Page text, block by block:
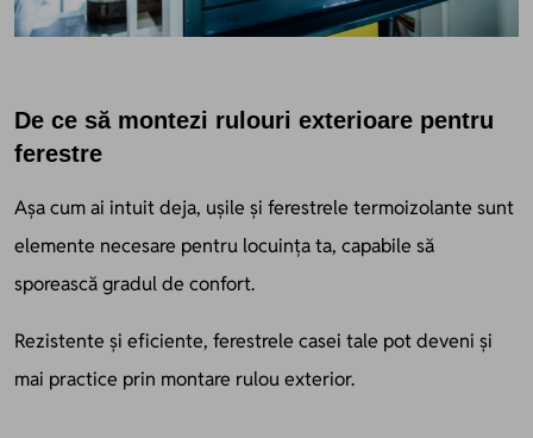
De ce să montezi rulouri exterioare pentru
ferestre
Așa cum ai intuit deja, ușile și ferestrele termoizolante sunt
elemente necesare pentru locuința ta, capabile să
sporească gradul de confort.
Rezistente și eficiente, ferestrele casei tale pot deveni și
mai practice prin montare rulou exterior.